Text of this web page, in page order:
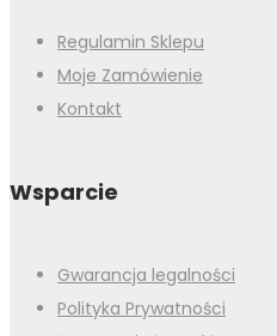
Regulamin Sklepu
Moje Zamówienie
Kontakt
Wsparcie
Gwarancja legalności
Polityka Prywatności